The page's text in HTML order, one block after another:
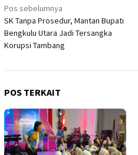
Navigasi
pos
Pos sebelumnya
SK Tanpa Prosedur, Mantan Bupati
Bengkulu Utara Jadi Tersangka
Korupsi Tambang
POS TERKAIT